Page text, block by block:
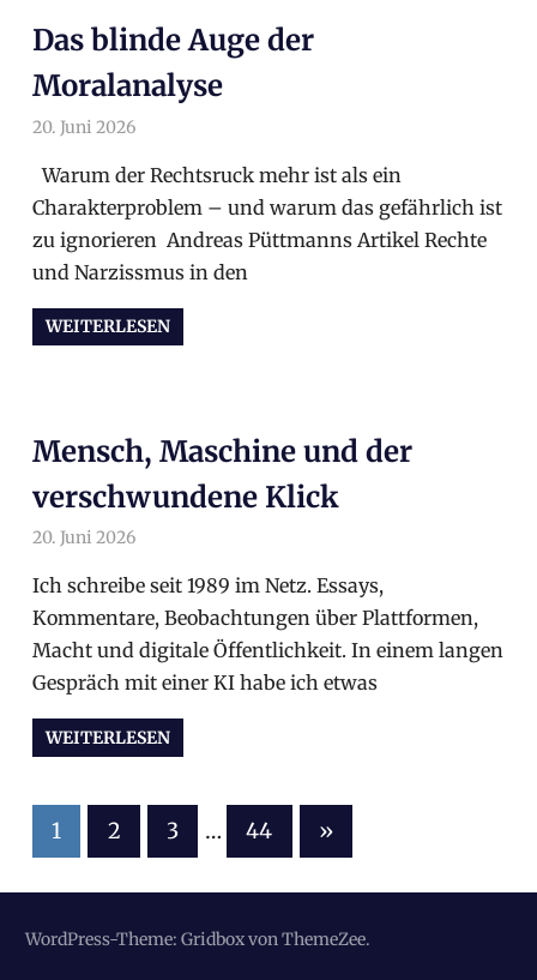
Das blinde Auge der
Moralanalyse
20. Juni 2026
Warum der Rechtsruck mehr ist als ein
Charakterproblem – und warum das gefährlich ist
zu ignorieren Andreas Püttmanns Artikel Rechte
und Narzissmus in den
WEITERLESEN
Mensch, Maschine und der
verschwundene Klick
20. Juni 2026
Ich schreibe seit 1989 im Netz. Essays,
Kommentare, Beobachtungen über Plattformen,
Macht und digitale Öffentlichkeit. In einem langen
Gespräch mit einer KI habe ich etwas
WEITERLESEN
Seitennummerierung
der
1 2 3 … 44
Nächste
Beiträge
»
WordPress-Theme: Gridbox von ThemeZee.